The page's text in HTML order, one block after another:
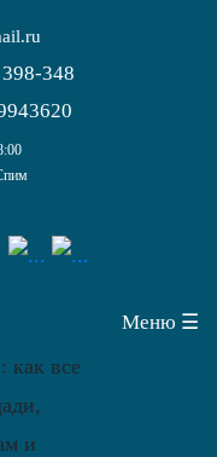
398-348
Меню ☰
как все
и